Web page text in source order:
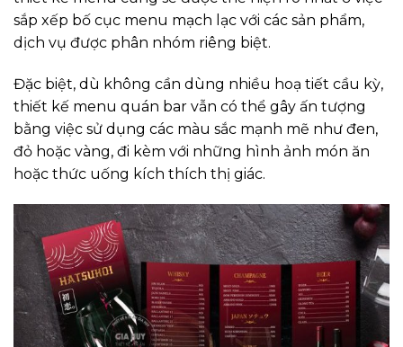
sắp xếp bố cục menu mạch lạc với các sản phẩm,
dịch vụ được phân nhóm riêng biệt.
Đặc biệt, dù không cần dùng nhiều hoạ tiết cầu kỳ,
thiết kế menu quán bar vẫn có thể gây ấn tượng
bằng việc sử dụng các màu sắc mạnh mẽ như đen,
đỏ hoặc vàng, đi kèm với những hình ảnh món ăn
hoặc thức uống kích thích thị giác.